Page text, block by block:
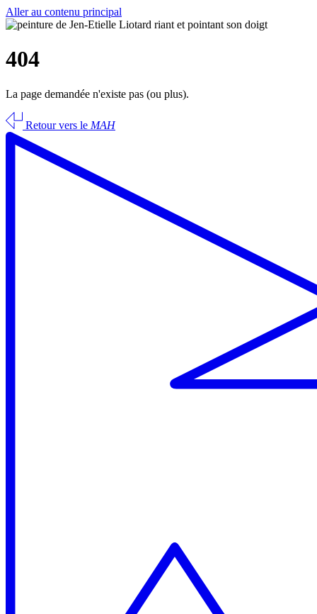
Aller au contenu principal
404
La page demandée n'existe pas (ou plus).
Retour vers le MAH